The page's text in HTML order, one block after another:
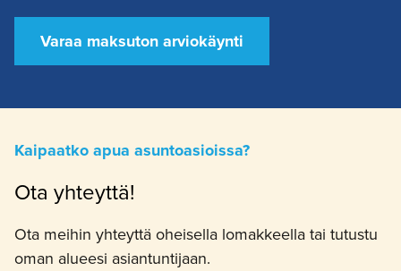
Varaa maksuton arviokäynti
Kaipaatko apua asuntoasioissa?
Ota yhteyttä!
Ota meihin yhteyttä oheisella lomakkeella tai tutustu
oman alueesi asiantuntijaan.